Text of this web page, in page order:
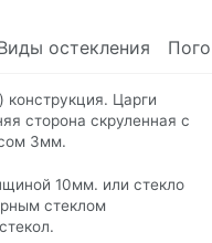
остекления
Царги
сторона скруленная с
3мм.
10мм. или стекло
стеклом